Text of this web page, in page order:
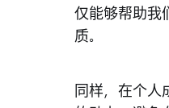
仅能够帮助我
质。
同样，在个人